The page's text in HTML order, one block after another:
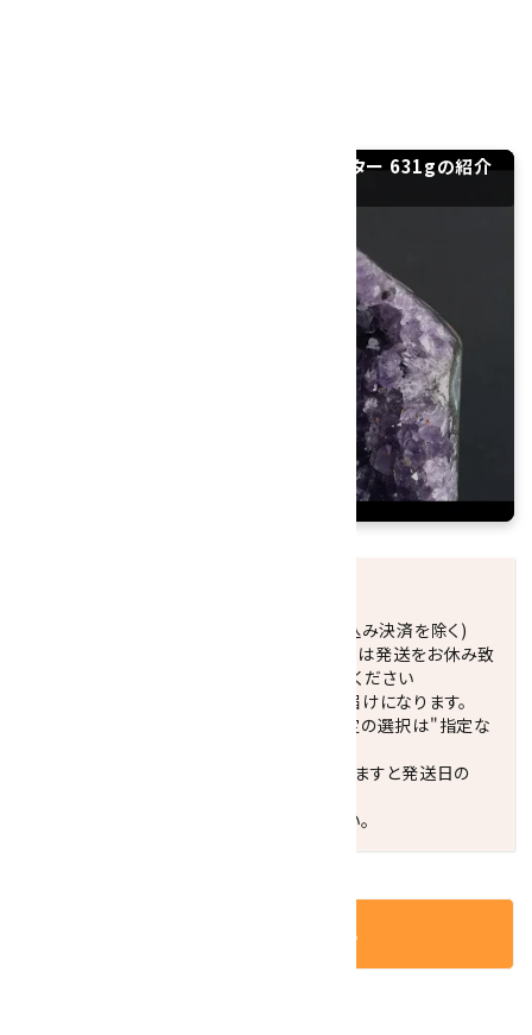
ウルグアイ産アメジスト (紫水晶) クラスター 631gの紹介
正午までのご注文で当日発送致します。(振込み決済を除く)
休業日(水曜日、第1．3木曜日)と臨時休業日は発送をお休み致
します。 営業日カレンダー(左下段)をご確認ください
配達ご希望日がない場合は、最短日でのお届けになります。
※最短でのお届けをご希望の場合、時間指定の選択は"指定な
お届けの地域によっては、時間帯を指定されますと発送日の
ご不明な点はお気軽にお問い合わせください。
カートに入れる